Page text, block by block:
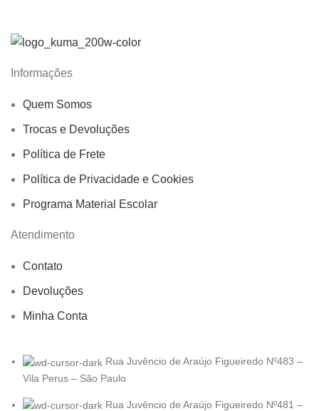
Informações
Quem Somos
Trocas e Devoluções
Política de Frete
Política de Privacidade e Cookies
Programa Material Escolar
Atendimento
Contato
Devoluções
Minha Conta
Rua Juvêncio de Araújo Figueiredo Nº483 –
Vila Perus – São Paulo
Rua Juvêncio de Araújo Figueiredo Nº481 –